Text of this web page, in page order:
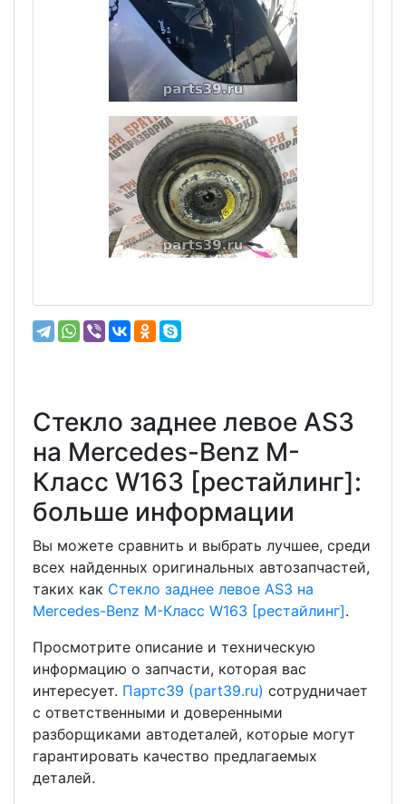
Стекло заднее левое AS3
на Mercedes-Benz M-
Класс W163 [рестайлинг]:
больше информации
Вы можете сравнить и выбрать лучшее, среди
всех найденных оригинальных автозапчастей,
таких как Стекло заднее левое AS3 на
Mercedes-Benz M-Класс W163 [рестайлинг].
Просмотрите описание и техническую
информацию о запчасти, которая вас
интересует. Партс39 (part39.ru) сотрудничает
с ответственными и доверенными
разборщиками автодеталей, которые могут
гарантировать качество предлагаемых
деталей.